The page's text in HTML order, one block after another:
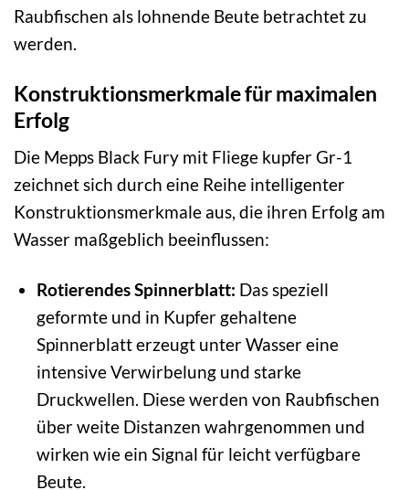
Raubfischen als lohnende Beute betrachtet zu
werden.
Konstruktionsmerkmale für maximalen
Erfolg
Die Mepps Black Fury mit Fliege kupfer Gr-1
zeichnet sich durch eine Reihe intelligenter
Konstruktionsmerkmale aus, die ihren Erfolg am
Wasser maßgeblich beeinflussen:
Rotierendes Spinnerblatt: Das speziell
geformte und in Kupfer gehaltene
Spinnerblatt erzeugt unter Wasser eine
intensive Verwirbelung und starke
Druckwellen. Diese werden von Raubfischen
über weite Distanzen wahrgenommen und
wirken wie ein Signal für leicht verfügbare
Beute.